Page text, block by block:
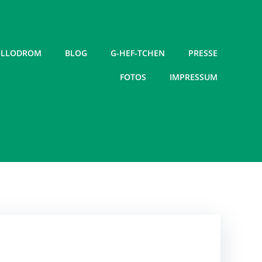
BLOG G-HEF-TCHEN PRESSE
FOTOS IMPRESSUM